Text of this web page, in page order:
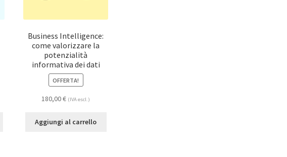
Business Intelligence:
come valorizzare la
potenzialità
informativa dei dati
OFFERTA!
180,00€ (IVA escl.)
Aggiungi al carrello